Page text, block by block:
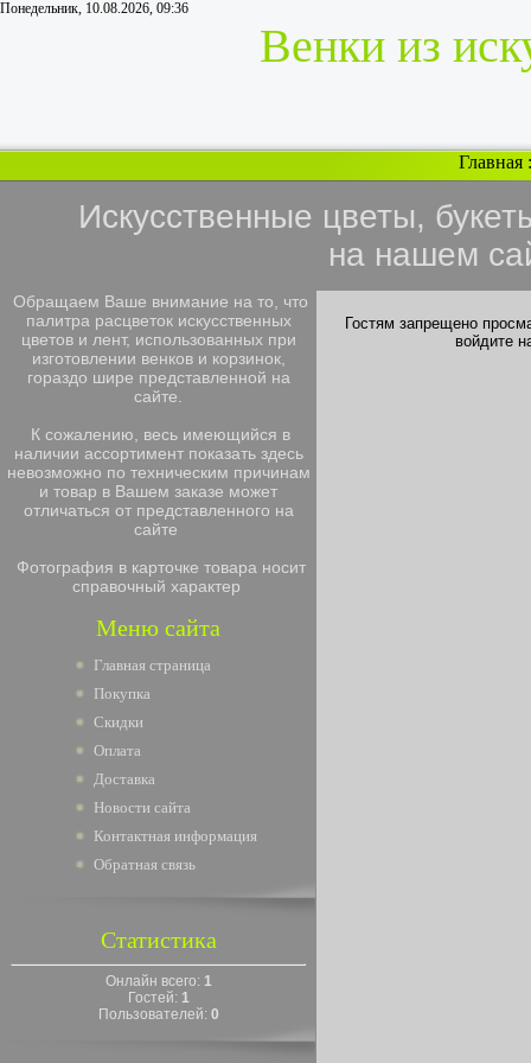
Понедельник, 10.08.2026, 09:36
Венки из
Главная
Искусственные цветы,
на нашем
Обращаем Ваше внимание на то, что
палитра расцветок искусственных
цветов и лент, использованных при
изготовлении венков и корзинок,
гораздо шире представленной на
сайте.
К сожалению, весь имеющийся в
наличии ассортимент показать здесь
невозможно по техническим причинам
и товар в Вашем заказе может
отличаться от представленного на
сайте
Фотография в карточке товара носит
справочный характер
Меню сайта
Главная страница
Покупка
Скидки
Оплата
Доставка
Новости сайта
Контактная информация
Обратная связь
Статистика
Онлайн всего: 1
Гостей: 1
Пользователей: 0
Гостям запрещено
войдите